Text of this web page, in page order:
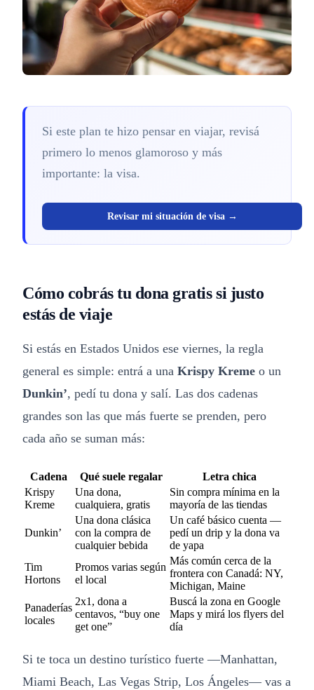
Si este plan te hizo pensar en viajar, revisá
primero lo menos glamoroso y más
importante: la visa.
Revisar mi situación de visa →
Cómo cobrás tu dona gratis si justo
estás de viaje
Si estás en Estados Unidos ese viernes, la regla
general es simple: entrá a una Krispy Kreme o un
Dunkin’, pedí tu dona y salí. Las dos cadenas
grandes son las que más fuerte se prenden, pero
cada año se suman más:
Cadena Qué suele regalar
Letra chica
Krispy
Kreme
Una dona,
cualquiera, gratis
Sin compra mínima en la
mayoría de las tiendas
Dunkin’
Una dona clásica
con la compra de
cualquier bebida
Un café básico cuenta —
pedí un drip y la dona va
de yapa
Tim
Hortons
Promos varias según
el local
Más común cerca de la
frontera con Canadá: NY,
Michigan, Maine
Panaderías
locales
2x1, dona a
centavos, “buy one
get one”
Buscá la zona en Google
Maps y mirá los flyers del
día
Si te toca un destino turístico fuerte —Manhattan,
Miami Beach, Las Vegas Strip, Los Ángeles— vas a